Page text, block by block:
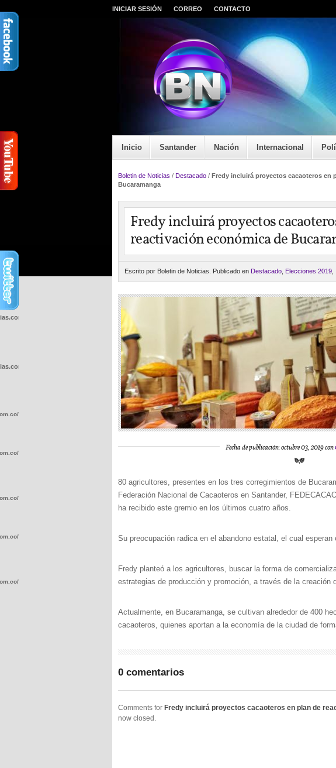
INICIAR SESIÓN CORREO CONTACTO
Inicio Santander Nación Internacional
Boletin de Noticias / Destacado / Fredy incluirá proyectos cacaoteros en
Bucaramanga
Fredy incluirá proyectos
reactivación económica de
Escrito por Boletin de Noticias. Publicado en Destacado Elecciones 2019
Fecha de publicación: octubre 03, 2019 con
80 agricultores, presentes en los tres corregimientos de
Federación Nacional de Cacaoteros en Santander,
ha recibido este gremio en los últimos cuatro años.
Su preocupación radica en el abandono estatal, el cual
Fredy planteó a los agricultores, buscar la forma de
estrategias de producción y promoción, a través de la creación
Actualmente, en Bucaramanga, se cultivan alrededor de 400
cacaoteros, quienes aportan a la economía de la ciudad de
0 comentarios
Comments for Fredy incluirá proyectos cacaoteros en plan de
now closed.
wp-
wp-
wp-
wp-
wp-
wp-
wp-